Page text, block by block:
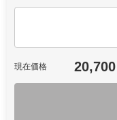
現在価格 20,700